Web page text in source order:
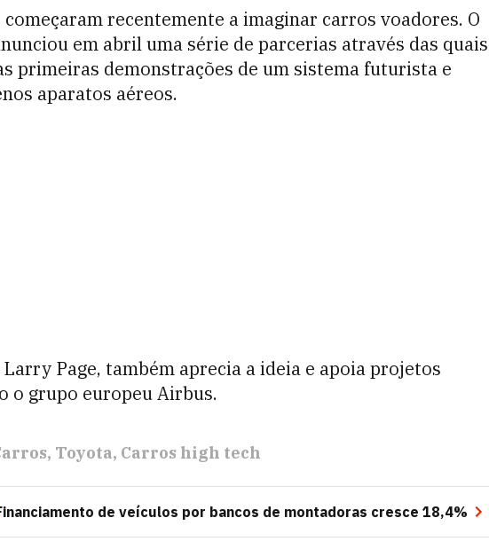
recentemente a imaginar carros voadores. O
em abril uma série de parcerias através das quais
primeiras demonstrações de um sistema futurista e
aparatos aéreos.
Page, também aprecia a ideia e apoia projetos
o grupo europeu Airbus.
Toyota Carros high tech
de veículos por bancos de montadoras cresce 18,4%